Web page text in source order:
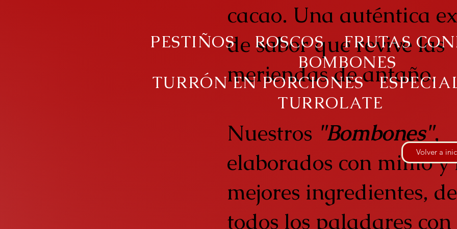
cacao. Una auténtica
de sabor que revive las
meriendas de antaño.
Nuestros "Bombones",
elaborados con mimo y
mejores ingredientes,
todos los paladares con
PESTIÑOS ROSCOS
FRUTAS
BOMBONES
TURRÓN EN PORCIONES
TURROLATE
Volver a